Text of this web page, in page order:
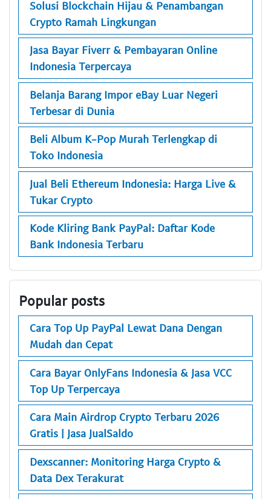
Solusi Blockchain Hijau & Penambangan
Crypto Ramah Lingkungan
Jasa Bayar Fiverr & Pembayaran Online
Indonesia Terpercaya
Belanja Barang Impor eBay Luar Negeri
Terbesar di Dunia
Beli Album K-Pop Murah Terlengkap di
Toko Indonesia
Jual Beli Ethereum Indonesia: Harga Live &
Tukar Crypto
Kode Kliring Bank PayPal: Daftar Kode
Bank Indonesia Terbaru
Popular posts
Cara Top Up PayPal Lewat Dana Dengan
Mudah dan Cepat
Cara Bayar OnlyFans Indonesia & Jasa VCC
Top Up Terpercaya
Cara Main Airdrop Crypto Terbaru 2026
Gratis | Jasa JualSaldo
Dexscanner: Monitoring Harga Crypto &
Data Dex Terakurat